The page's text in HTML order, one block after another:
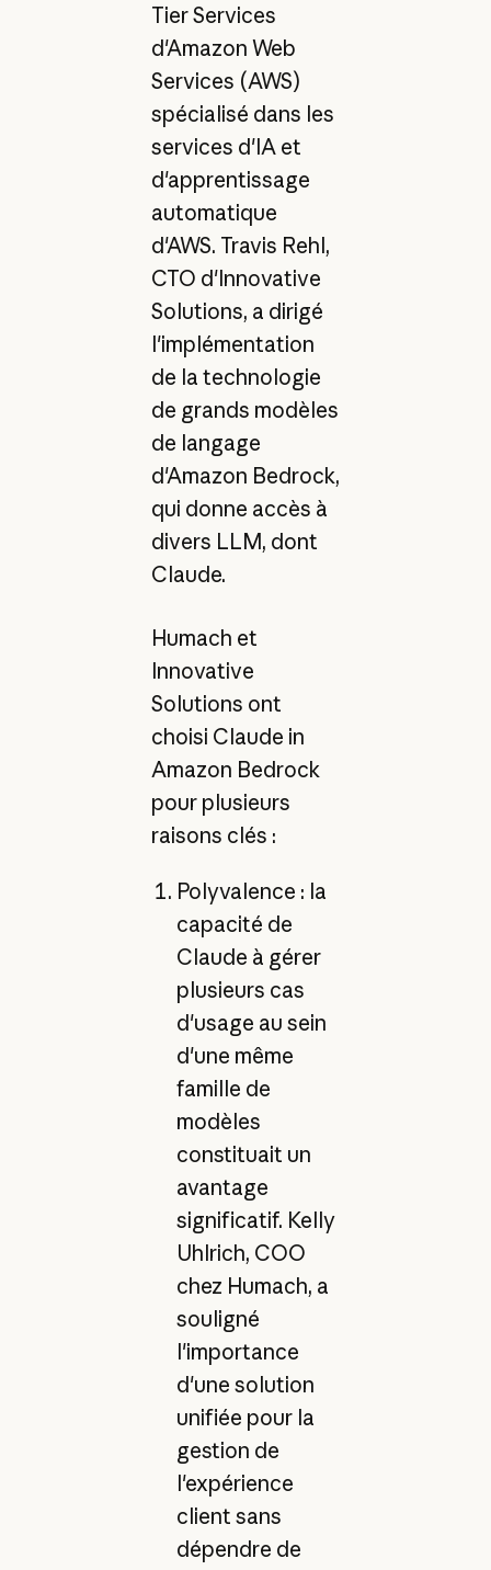
Tier Services
d'Amazon Web
Services (AWS)
spécialisé dans les
services d'IA et
d'apprentissage
automatique
d'AWS. Travis Rehl,
CTO d'Innovative
Solutions, a dirigé
l'implémentation
de la technologie
de grands modèles
de langage
d'Amazon Bedrock,
qui donne accès à
divers LLM, dont
Claude.
Humach et
Innovative
Solutions ont
choisi Claude in
Amazon Bedrock
pour plusieurs
raisons clés :
Polyvalence : la
capacité de
Claude à gérer
plusieurs cas
d'usage au sein
d'une même
famille de
modèles
constituait un
avantage
significatif. Kelly
Uhlrich, COO
chez Humach, a
souligné
l'importance
d'une solution
unifiée pour la
gestion de
l'expérience
client sans
dépendre de